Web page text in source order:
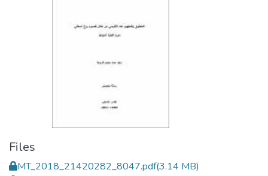
Files
MT_2018_21420282_8047.pdf(3.14 MB)